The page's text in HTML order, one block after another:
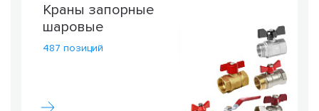
Краны запорные
шаровые
487 позиций